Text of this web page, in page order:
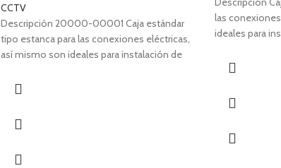
CCTV
Descripción 20000-00001 Caja estándar
tipo estanca para las conexiones eléctricas,
así mismo son ideales para instalación de
las
ideales para